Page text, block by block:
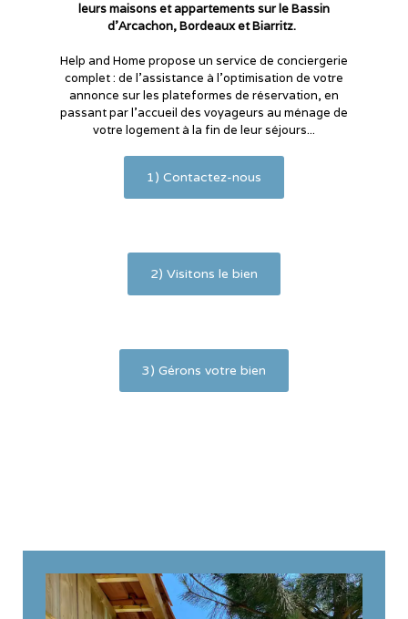
leurs maisons et appartements sur le Bassin
d'Arcachon, Bordeaux et Biarritz.
Help and Home propose un service de conciergerie
complet : de l'assistance à l'optimisation de votre
annonce sur les plateformes de réservation, en
passant par l’accueil des voyageurs au ménage de
votre logement à la fin de leur séjours...
1) Contactez-nous
2) Visitons le bien
3) Gérons votre bien